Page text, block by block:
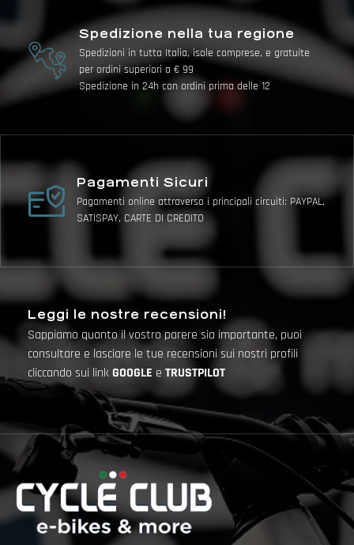
Spedizione nella tua regione
Spedizioni in tutta Italia, isole comprese, e gratuite
per ordini superiori a € 99
Spedizione in 24h con ordini prima delle 12
Pagamenti Sicuri
Pagamenti online attraverso i principali circuiti: PAYPAL,
SATISPAY, CARTE DI CREDITO
Leggi le nostre recensioni!
Sappiamo quanto il vostro parere sia importante, puoi
consultare e lasciare le tue recensioni sui nostri profili
cliccando sui linkGOOGLE e TRUSTPILOT